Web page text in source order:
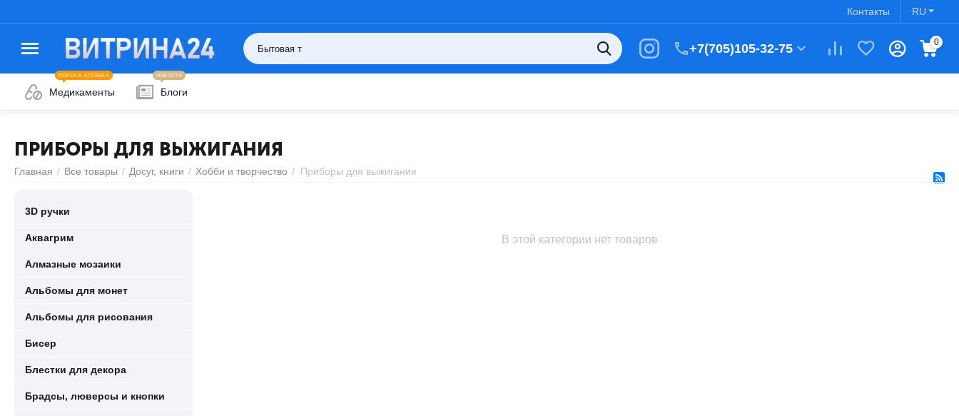
RU
Контакты
+7(705)105-32-75 0
Медикаменты
ПОИСК В АПТЕКАХ
Блоги
НОВОСТИ
ПРИБОРЫ ДЛЯ ВЫЖИГАНИЯ
Главная / Все товары / Досуг, книги / Хобби и творчество / Приборы для выжигания
В этой категории нет товаров
3D ручки
Аквагрим
Алмазные мозаики
Альбомы для монет
Альбомы для рисования
Бисер
Блестки для декора
Брадсы, люверсы и кнопки